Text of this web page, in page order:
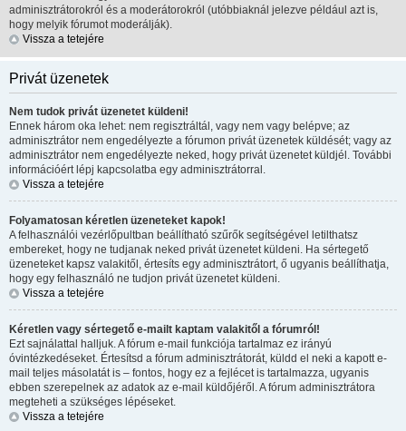
adminisztrátorokról és a moderátorokról (utóbbiaknál jelezve például azt is,
hogy melyik fórumot moderálják).
Vissza a tetejére
Privát üzenetek
Nem tudok privát üzenetet küldeni!
Ennek három oka lehet: nem regisztráltál, vagy nem vagy belépve; az
adminisztrátor nem engedélyezte a fórumon privát üzenetek küldését; vagy az
adminisztrátor nem engedélyezte neked, hogy privát üzenetet küldjél. További
információért lépj kapcsolatba egy adminisztrátorral.
Vissza a tetejére
Folyamatosan kéretlen üzeneteket kapok!
A felhasználói vezérlőpultban beállítható szűrők segítségével letilthatsz
embereket, hogy ne tudjanak neked privát üzenetet küldeni. Ha sértegető
üzeneteket kapsz valakitől, értesíts egy adminisztrátort, ő ugyanis beállíthatja,
hogy egy felhasználó ne tudjon privát üzenetet küldeni.
Vissza a tetejére
Kéretlen vagy sértegető e-mailt kaptam valakitől a fórumról!
Ezt sajnálattal halljuk. A fórum e-mail funkciója tartalmaz ez irányú
óvintézkedéseket. Értesítsd a fórum adminisztrátorát, küldd el neki a kapott e-
mail teljes másolatát is – fontos, hogy ez a fejlécet is tartalmazza, ugyanis
ebben szerepelnek az adatok az e-mail küldőjéről. A fórum adminisztrátora
megteheti a szükséges lépéseket.
Vissza a tetejére